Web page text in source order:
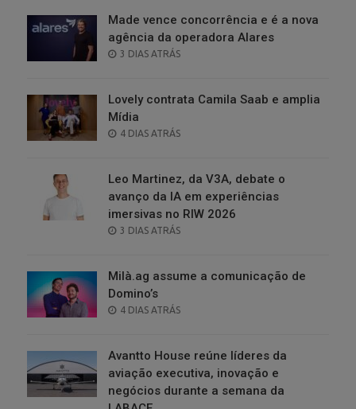
Made vence concorrência e é a nova
agência da operadora Alares
POSTED
3 DIAS ATRÁS
Lovely contrata Camila Saab e amplia
Mídia
POSTED
4 DIAS ATRÁS
Leo Martinez, da V3A, debate o
avanço da IA em experiências
imersivas no RIW 2026
POSTED
3 DIAS ATRÁS
Milà.ag assume a comunicação de
Domino’s
POSTED
4 DIAS ATRÁS
Avantto House reúne líderes da
aviação executiva, inovação e
negócios durante a semana da